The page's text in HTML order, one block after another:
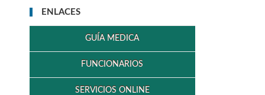
ENLACES
GUÍA MEDICA
FUNCIONARIOS
SERVICIOS ONLINE